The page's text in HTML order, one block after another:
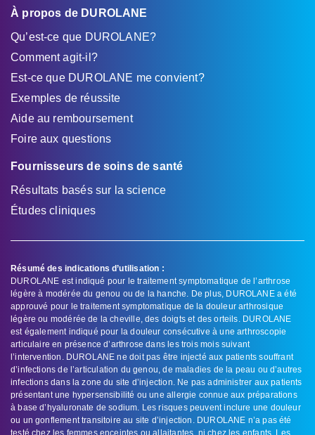
À propos de DUROLANE
Qu’est-ce que DUROLANE?
Comment agit-il?
Est-ce que DUROLANE me convient?
Exemples de réussite
Aide au remboursement
Foire aux questions
Fournisseurs de soins de santé
Résultats basés sur la science
Études cliniques
Résumé des indications d’utilisation :
DUROLANE est indiqué pour le traitement symptomatique de l’arthrose
légère à modérée du genou ou de la hanche. De plus, DUROLANE a été
approuvé pour le traitement symptomatique de la douleur arthrosique
légère ou modérée de la cheville, des doigts et des orteils. DUROLANE
est également indiqué pour la douleur consécutive à une arthroscopie
articulaire en présence d’arthrose dans les trois mois suivant
l’intervention. DUROLANE ne doit pas être injecté aux patients souffrant
d’infections de l’articulation du genou, de maladies de la peau ou d’autres
infections dans la zone du site d’injection. Ne pas administrer aux patients
présentant une hypersensibilité ou une allergie connue aux préparations
à base d’hyaluronate de sodium. Les risques peuvent inclure une douleur
ou un gonflement transitoire au site d’injection. DUROLANE n’a pas été
testé chez les femmes enceintes ou allaitantes, ni chez les enfants. Les